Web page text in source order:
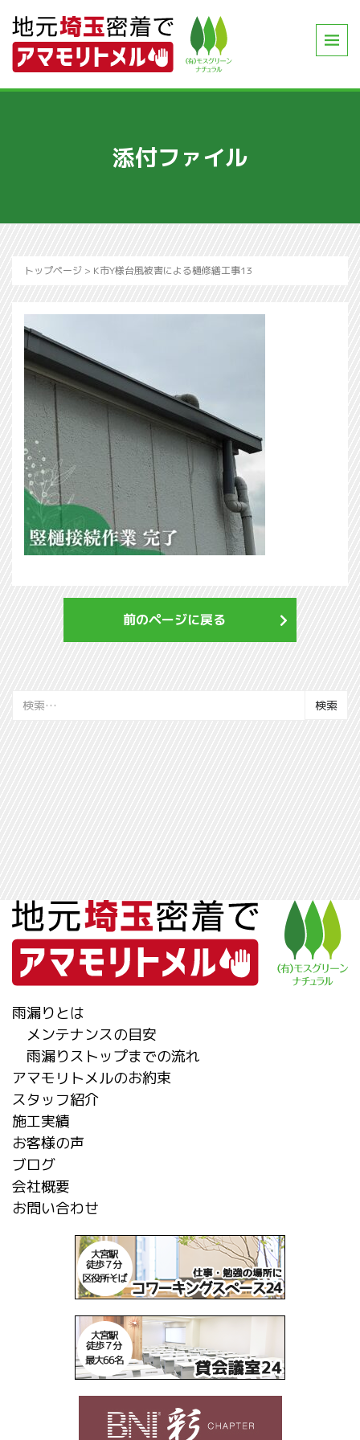
添付ファイル
トップページ > K市Y様台風被害による樋修繕工事13
前のページに戻る
検
雨漏りとは
メンテナンスの目安
雨漏りストップまでの流れ
アマモリトメルのお約束
スタッフ紹介
施工実績
お客様の声
ブログ
会社概要
お問い合わせ